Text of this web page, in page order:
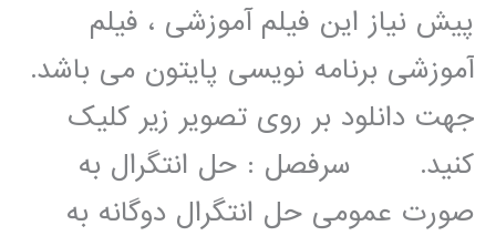
پیش نیاز این فیلم آموزشی ، فیلم
آموزشی برنامه نویسی پایتون می باشد.
جهت دانلود بر روی تصویر زیر کلیک
کنید. سرفصل : حل انتگرال به
صورت عمومی حل انتگرال دوگانه به